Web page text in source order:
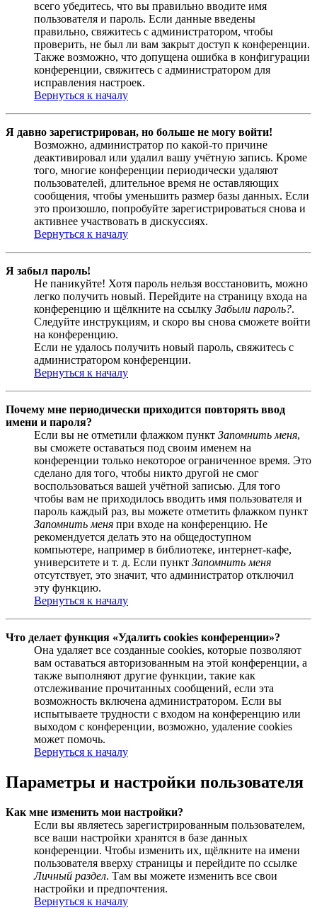
всего убедитесь, что вы правильно вводите имя
пользователя и пароль. Если данные введены
правильно, свяжитесь с администратором, чтобы
проверить, не был ли вам закрыт доступ к конференции.
Также возможно, что допущена ошибка в конфигурации
конференции, свяжитесь с администратором для
исправления настроек.
Вернуться к началу
Я давно зарегистрирован, но больше не могу войти!
Возможно, администратор по какой-то причине
деактивировал или удалил вашу учётную запись. Кроме
того, многие конференции периодически удаляют
пользователей, длительное время не оставляющих
сообщения, чтобы уменьшить размер базы данных. Если
это произошло, попробуйте зарегистрироваться снова и
активнее участвовать в дискуссиях.
Вернуться к началу
Я забыл пароль!
Не паникуйте! Хотя пароль нельзя восстановить, можно
легко получить новый. Перейдите на страницу входа на
конференцию и щёлкните на ссылку Забыли пароль?.
Следуйте инструкциям, и скоро вы снова сможете войти
на конференцию.
Если не удалось получить новый пароль, свяжитесь с
администратором конференции.
Вернуться к началу
Почему мне периодически приходится повторять ввод
имени и пароля?
Если вы не отметили флажком пункт Запомнить меня,
вы сможете оставаться под своим именем на
конференции только некоторое ограниченное время. Это
сделано для того, чтобы никто другой не смог
воспользоваться вашей учётной записью. Для того
чтобы вам не приходилось вводить имя пользователя и
пароль каждый раз, вы можете отметить флажком пункт
Запомнить меня при входе на конференцию. Не
рекомендуется делать это на общедоступном
компьютере, например в библиотеке, интернет-кафе,
университете и т. д. Если пункт Запомнить меня
отсутствует, это значит, что администратор отключил
эту функцию.
Вернуться к началу
Что делает функция «Удалить cookies конференции»?
Она удаляет все созданные cookies, которые позволяют
вам оставаться авторизованным на этой конференции, а
также выполняют другие функции, такие как
отслеживание прочитанных сообщений, если эта
возможность включена администратором. Если вы
испытываете трудности с входом на конференцию или
выходом с конференции, возможно, удаление cookies
может помочь.
Вернуться к началу
Параметры и настройки пользователя
Как мне изменить мои настройки?
Если вы являетесь зарегистрированным пользователем,
все ваши настройки хранятся в базе данных
конференции. Чтобы изменить их, щёлкните на имени
пользователя вверху страницы и перейдите по ссылке
Личный раздел. Там вы можете изменить все свои
настройки и предпочтения.
Вернуться к началу